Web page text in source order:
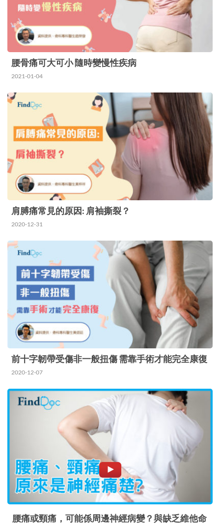
腰骨痛可大可小 隨時變慢性疾病
2021-01-04
肩膊痛常見的原因: 肩袖撕裂？
2020-12-31
前十字韌帶受傷非一般扭傷 需靠手術才能完全康復
2020-12-07
腰痛或頸痛，可能係周邊神經病變？與缺乏維他命